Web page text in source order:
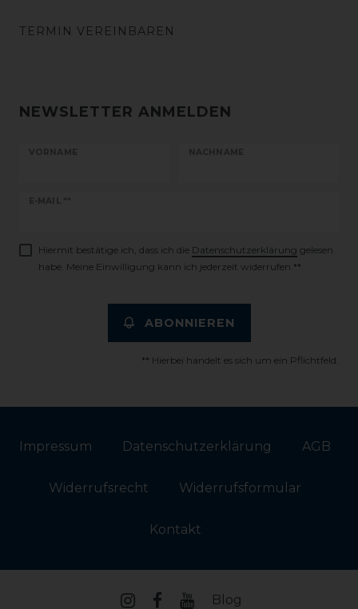
TERMIN VEREINBAREN
NEWSLETTER ANMELDEN
VORNAME NACHNAME
E-MAIL **
Newsletter
Hiermit bestätige ich, dass ich die Daten­schutz­erklärung gelesen
habe. Meine Einwilligung kann ich jederzeit widerrufen.**
ABONNIEREN
** Hierbei handelt es sich um ein Pflichtfeld.
Impressum Daten­schutz­erklärung AGB
Widerrufs­recht Widerrufs­formular
Kontakt
Blog